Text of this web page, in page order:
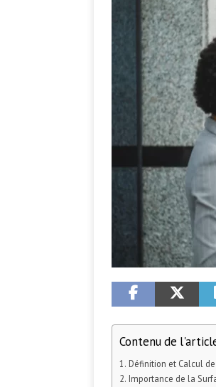
Contenu de
Définition et Calcul
Importance de la